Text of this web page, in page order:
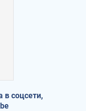
в соцсети,